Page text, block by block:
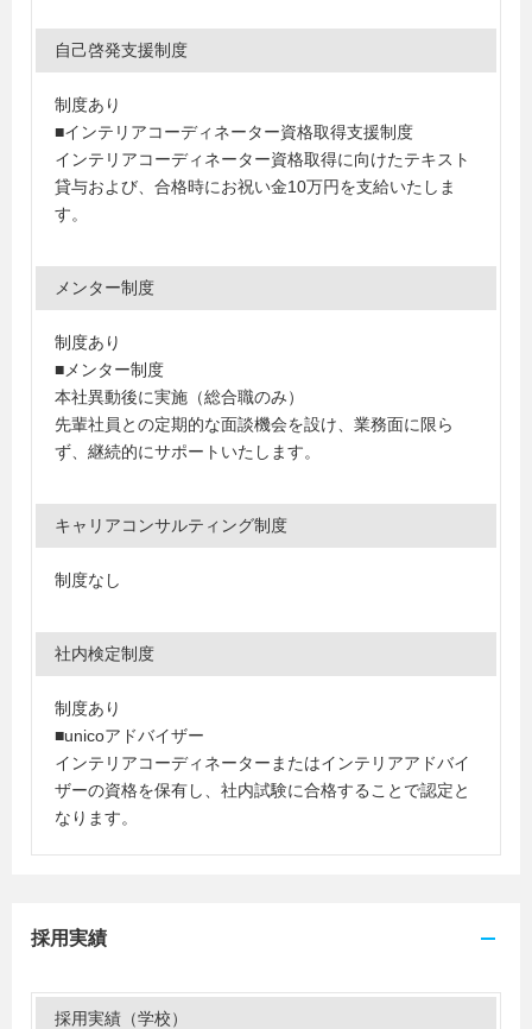
自己啓発支援制度
制度あり
■インテリアコーディネーター資格取得支援制度
インテリアコーディネーター資格取得に向けたテキスト
貸与および、合格時にお祝い金10万円を支給いたしま
す。
メンター制度
制度あり
■メンター制度
本社異動後に実施（総合職のみ）
先輩社員との定期的な面談機会を設け、業務面に限ら
ず、継続的にサポートいたします。
キャリアコンサルティング制度
制度なし
社内検定制度
制度あり
■unicoアドバイザー
インテリアコーディネーターまたはインテリアアドバイ
ザーの資格を保有し、社内試験に合格することで認定と
なります。
採用実績
採用実績（学校）